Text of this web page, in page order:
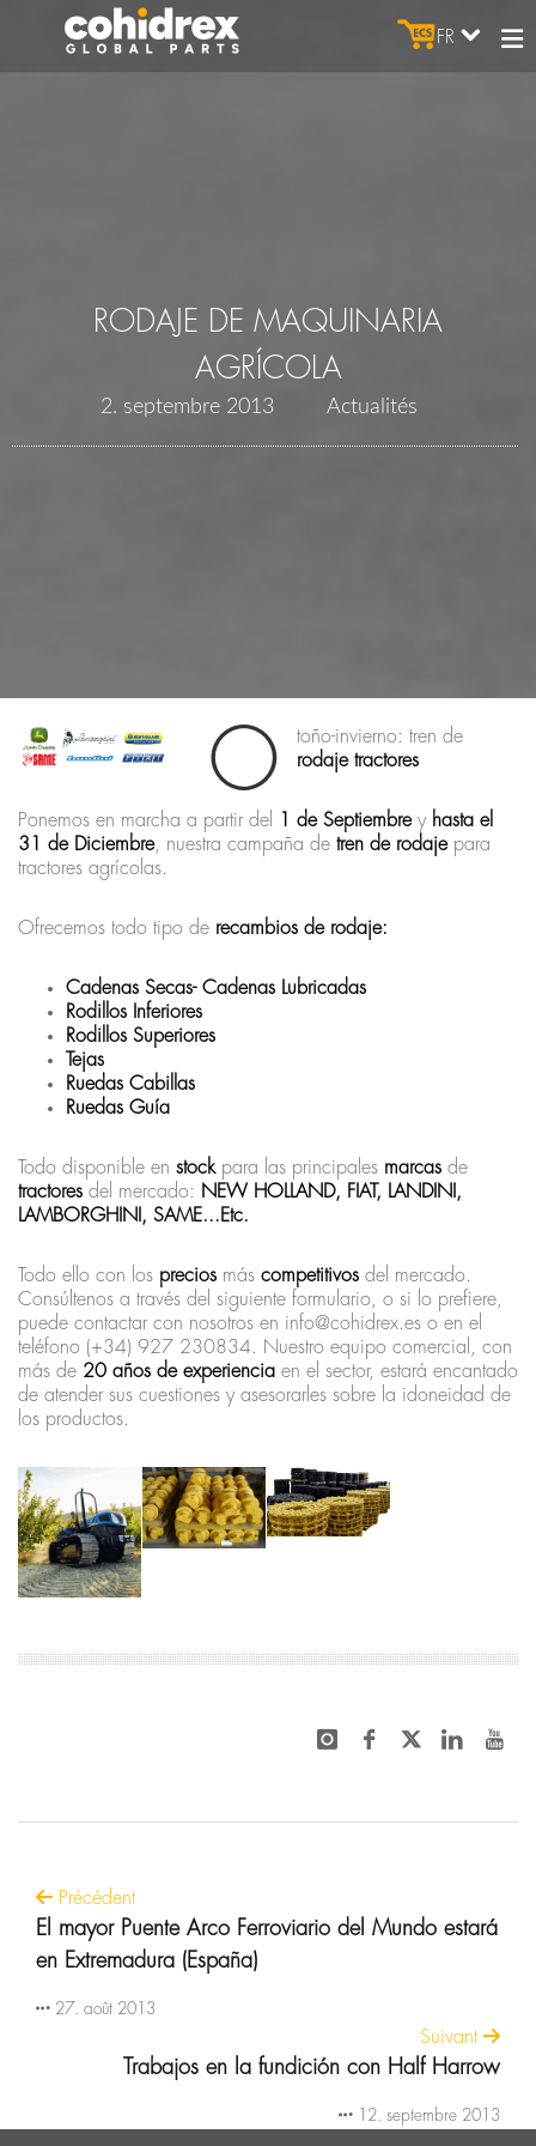
FR
RODAJE DE MAQUINARIA
AGRÍCOLA
2. septembre 2013 Actualités
O
toño-invierno: tren de
rodaje tractores
Ponemos en marcha a partir del 1 de Septiembrey hasta el
31 de Diciembre, nuestra campaña de tren de rodajepara
tractores agrícolas.
Ofrecemos todo tipo de recambios de rodaje:
Cadenas Secas- Cadenas Lubricadas
Rodillos Inferiores
Rodillos Superiores
Tejas
Ruedas Cabillas
Ruedas Guía
Todo disponible en stock para las principales marcas de
tractores del mercado: NEW HOLLAND, FIAT, LANDINI,
LAMBORGHINI, SAME...Etc.
Todo ello con los precios más competitivos del mercado.
Consúltenos a través del siguiente formulario, o si lo prefiere,
puede contactar con nosotros en info@cohidrex.es o en el
teléfono (+34) 927 230834. Nuestro equipo comercial, con
más de 20 años de experiencia en el sector, estará encantado
de atender sus cuestiones y asesorarles sobre la idoneidad de
los productos.
Précédent
El mayor Puente Arco Ferroviario del Mundo estará
en Extremadura (España)
27. août 2013
Suivant
Trabajos en la fundición con Half Harrow
12. septembre 2013